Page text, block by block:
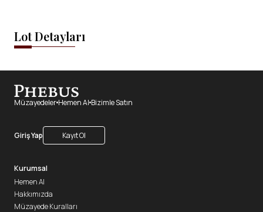
Lot Detayları
Müzayedeler Hemen Al Bizimle Satın
Giriş Yap Kayıt Ol
Kurumsal
Hemen Al
Hakkımızda
Müzayede Kuralları